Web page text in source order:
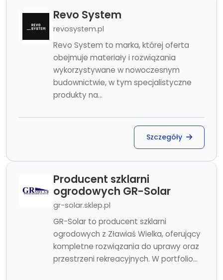
Revo System
revosystem.pl
Revo System to marka, której oferta
obejmuje materiały i rozwiązania
wykorzystywane w nowoczesnym
budownictwie, w tym specjalistyczne
produkty na...
Szczegóły
Producent szklarni
ogrodowych GR-Solar
gr-solar.sklep.pl
GR-Solar to producent szklarni
ogrodowych z Zławiaś Wielka, oferujący
kompletne rozwiązania do uprawy oraz
przestrzeni rekreacyjnych. W portfolio...